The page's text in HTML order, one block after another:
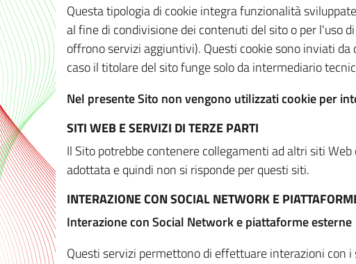
Questa tipologia di cookie integra funzionalità
al fine di condivisione dei contenuti del sito o per l'uso
offrono servizi aggiuntivi). Questi cookie sono inviati
caso il titolare del sito funge solo da intermediario
Nel presente Sito non vengono utilizzati cookie per
SITI WEB E SERVIZI DI TERZE PARTI
Il Sito potrebbe contenere collegamenti ad altri siti
adottata e quindi non si risponde per questi siti.
INTERAZIONE CON SOCIAL NETWORK E
Interazione con Social Network e piattaforme esterne
Questi servizi permettono di effettuare interazioni con